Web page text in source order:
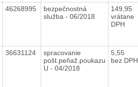
46268995
bezpečnostná
služba - 06/2018
149,95
vrátane
DPH
36631124
spracovanie
pošt.peňaž.poukazu
U - 04/2018
5,55
bez DPH